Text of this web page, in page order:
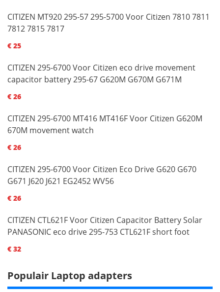
CITIZEN MT920 295-57 295-5700 Voor Citizen 7810 7811
7812 7815 7817
€ 25
CITIZEN 295-6700 Voor Citizen eco drive movement
capacitor battery 295-67 G620M G670M G671M
€ 26
CITIZEN 295-6700 MT416 MT416F Voor Citizen G620M
670M movement watch
€ 26
CITIZEN 295-6700 Voor Citizen Eco Drive G620 G670
G671 J620 J621 EG2452 WV56
€ 26
CITIZEN CTL621F Voor Citizen Capacitor Battery Solar
PANASONIC eco drive 295-753 CTL621F short foot
€ 32
Populair Laptop adapters